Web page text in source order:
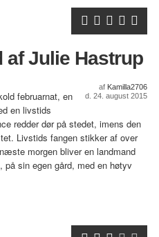
af Julie Hastrup
af Kamilla2706
d. 24. august 2015
februarnat, en
en livstids
redder dør på stedet, imens den
Livstids fangen stikker af over
morgen bliver en landmand
på sin egen gård, med en høtyv